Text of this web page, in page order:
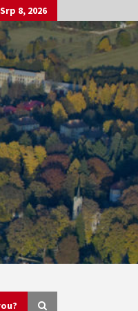
8, 2026